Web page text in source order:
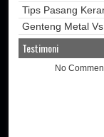
Tips Pasang
Genteng Metal
Testimoni
No